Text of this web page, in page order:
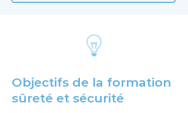
Objectifs de la formation
sûreté et sécurité